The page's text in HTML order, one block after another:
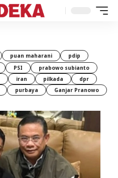
puan maharani
pdip
PSI
prabowo subianto
iran pilkada
dpr
purbaya Ganjar Pranowo